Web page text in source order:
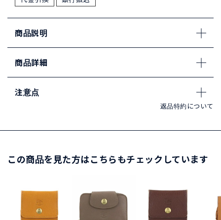
商品説明
商品詳細
注意点
返品特約について
この商品を見た方はこちらもチェックしています